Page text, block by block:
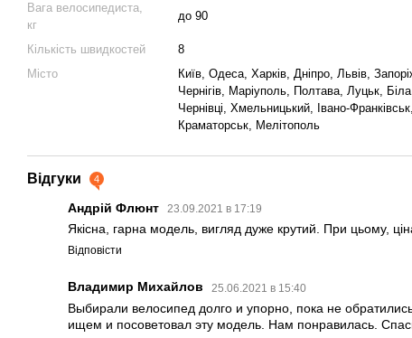
Вага велосипедиста,
кг
до 90
Кількість швидкостей
8
Місто
Київ, Одеса, Харків, Дніпро, Львів,
Чернігів, Маріуполь, Полтава, Луцьк,
Чернівці, Хмельницький, Івано-
Краматорськ, Мелітополь
Відгуки 4
Андрій Флюнт 23.09.2021 в 17:19
Якісна, гарна модель, вигляд дуже крутий. При цьому,
Відповісти
Владимир Михайлов 25.06.2021 в 15:40
Выбирали велосипед долго и упорно, пока не
ищем и посоветовал эту модель. Нам понравилась.